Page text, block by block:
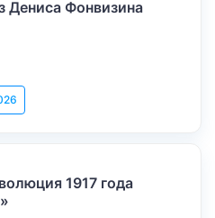
Дениса Фонвизина
1917 года